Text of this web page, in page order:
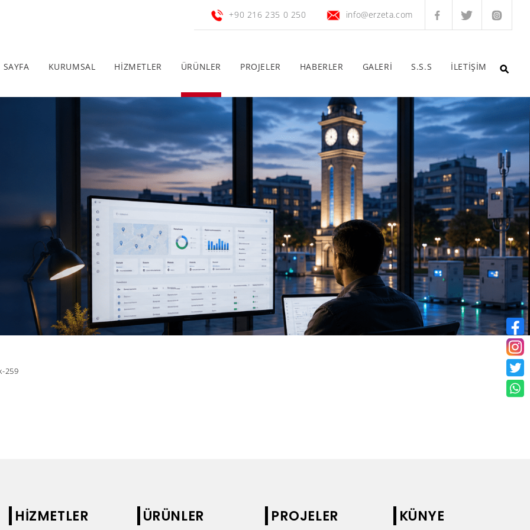
+90 216 235 0 250 info@erzeta.com
KURUMSAL HİZMETLER ÜRÜNLER PROJELER HABERLER GALERİ S.S.S İLETİŞİM
259
HİZMETLER ÜRÜNLER PROJELER KÜNYE